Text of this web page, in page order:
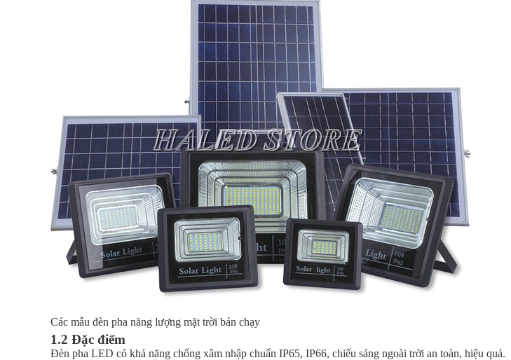
Các mẫu đèn pha năng lượng mặt trời bán chạy
1.2 Đặc điểm
Đèn pha LED có khả năng chống xâm nhập chuẩn IP65, IP66, chiếu sáng ngoài trời an toàn, hiệu quả.